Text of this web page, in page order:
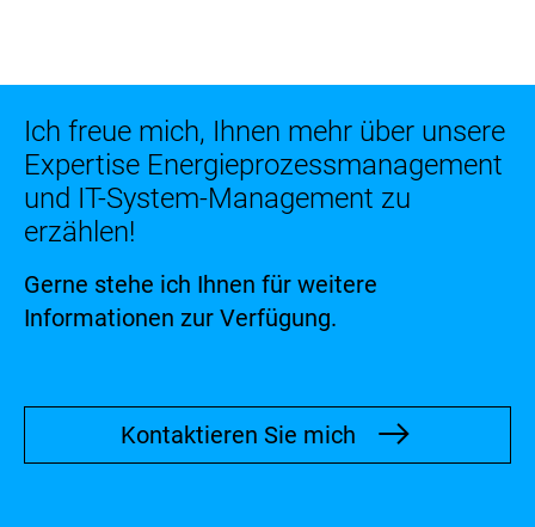
Ich freue mich, Ihnen mehr über unsere
Expertise Energieprozessmanagement
und IT-System-Management zu
erzählen!
Gerne stehe ich Ihnen für weitere
Informationen zur Verfügung.
Kontaktieren Sie mich